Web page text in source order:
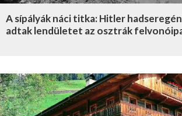
A sípályák náci titka: Hitler
adtak lendületet az osztrák